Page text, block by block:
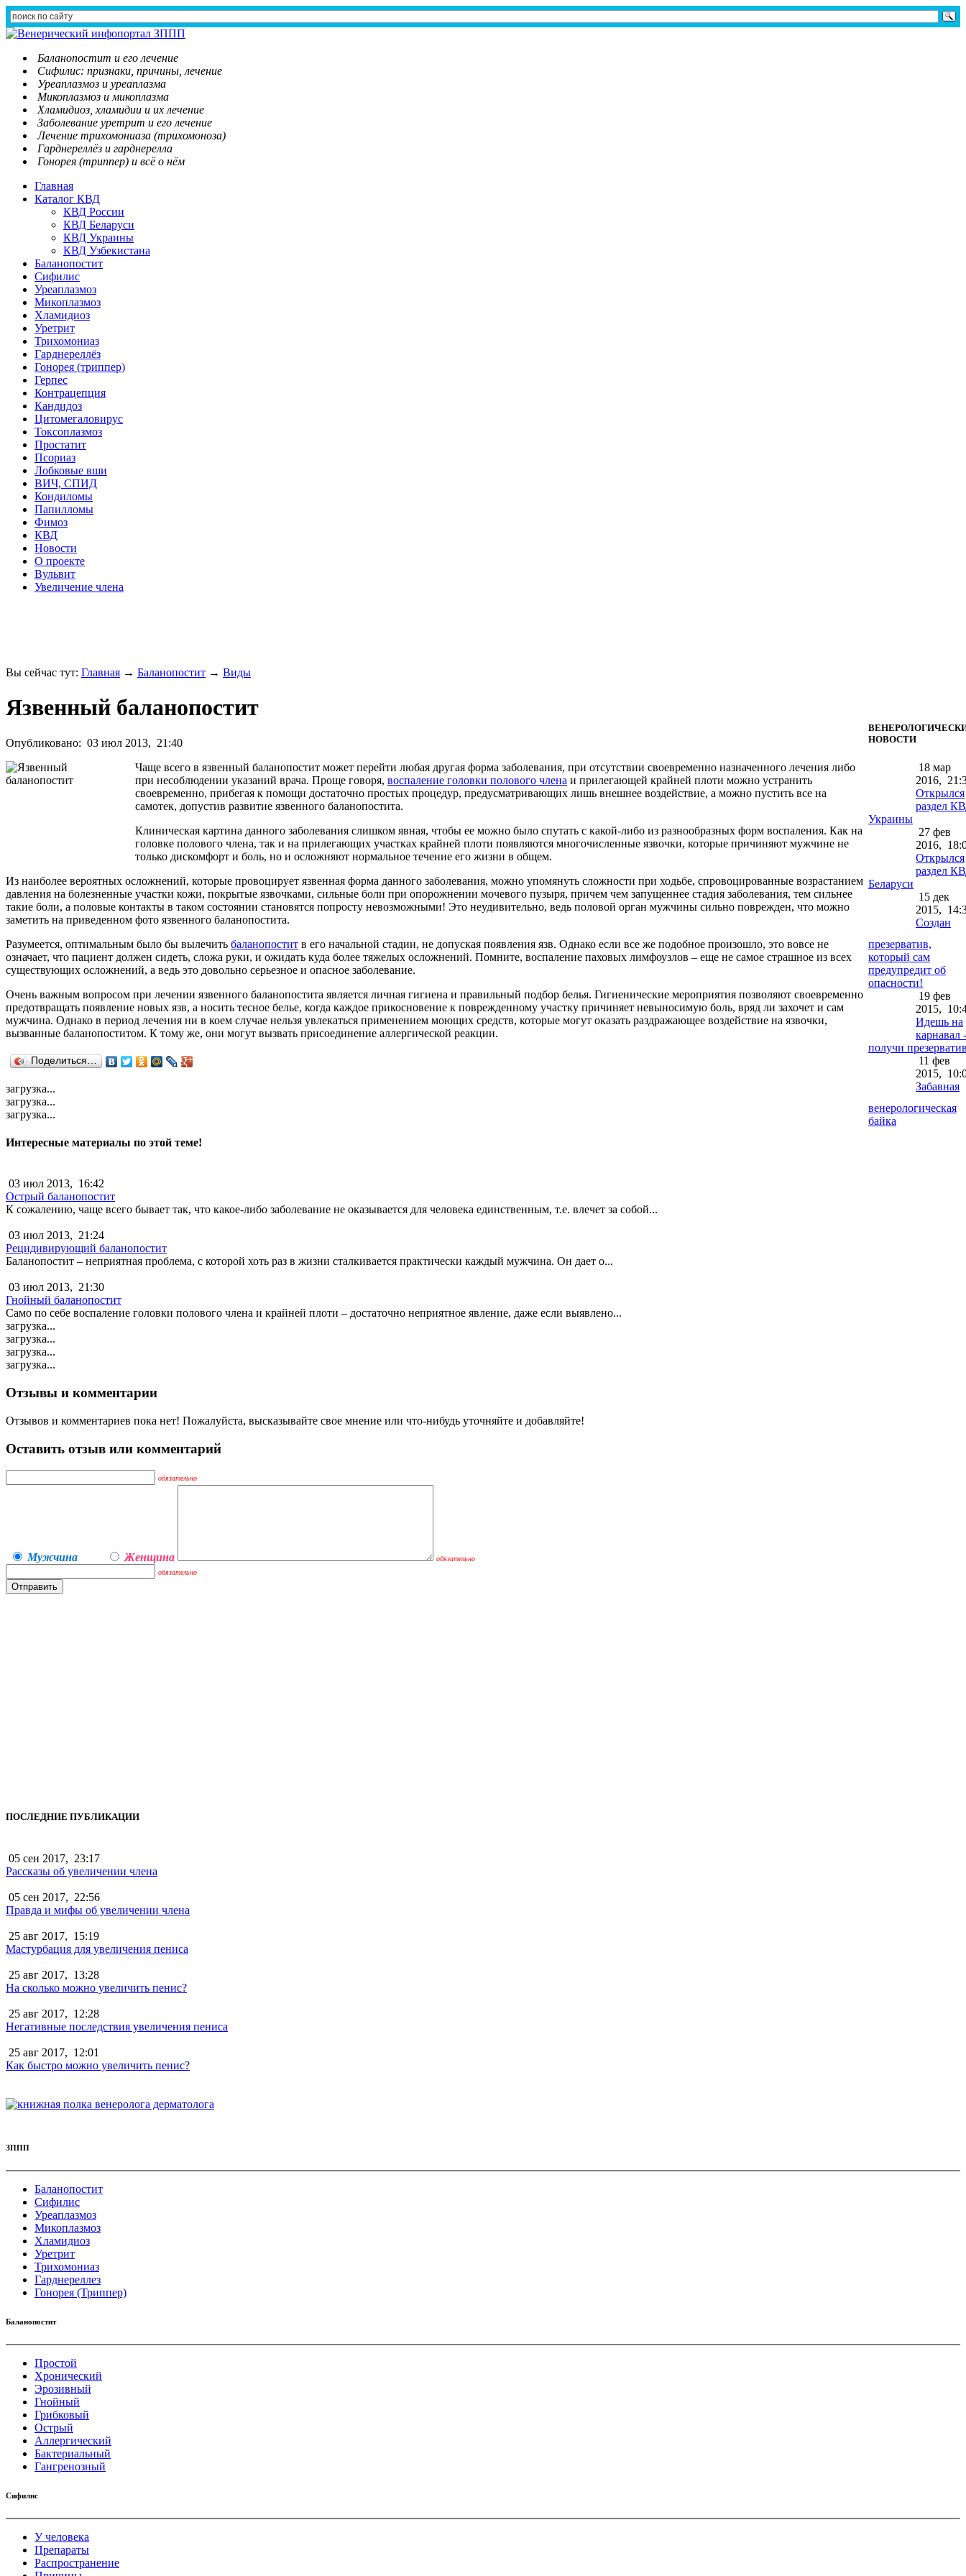
Баланопостит и его лечение
Сифилис: признаки, причины, лечение
Уреаплазмоз и уреаплазма
Микоплазмоз и микоплазма
Хламидиоз, хламидии и их лечение
Заболевание уретрит и его лечение
Лечение трихомониаза (трихомоноза)
Гарднереллёз и гарднерелла
Гонорея (триппер) и всё о нём
Главная
Каталог КВД
КВД России
КВД Беларуси
КВД Украины
КВД Узбекистана
Баланопостит
Сифилис
Уреаплазмоз
Микоплазмоз
Хламидиоз
Уретрит
Трихомониаз
Гарднереллёз
Гонорея (триппер)
Герпес
Контрацепция
Кандидоз
Цитомегаловирус
Токсоплазмоз
Простатит
Псориаз
Лобковые вши
ВИЧ, СПИД
Кондиломы
Папилломы
Фимоз
КВД
Новости
О проекте
Вульвит
Увеличение члена
Вы сейчас тут: Главная → Баланопостит → Виды
Язвенный баланопостит
Опубликовано: 03 июл 2013, 21:40
Чаще всего в язвенный баланопостит может перейти любая другая форма заболевания, при отсутствии своевременно назначенного лечения либо
при несоблюдении указаний врача. Проще говоря, воспаление головки полового члена и прилегающей крайней плоти можно устранить
своевременно, прибегая к помощи достаточно простых процедур, предусматривающих лишь внешнее воздействие, а можно пустить все на
самотек, допустив развитие язвенного баланопостита.
Клиническая картина данного заболевания слишком явная, чтобы ее можно было спутать с какой-либо из разнообразных форм воспаления. Как на
головке полового члена, так и на прилегающих участках крайней плоти появляются многочисленные язвочки, которые причиняют мужчине не
только дискомфорт и боль, но и осложняют нормальное течение его жизни в общем.
Из наиболее вероятных осложнений, которые провоцирует язвенная форма данного заболевания, можно упомянуть сложности при ходьбе, спровоцированные возрастанием
давления на болезненные участки кожи, покрытые язвочками, сильные боли при опорожнении мочевого пузыря, причем чем запущеннее стадия заболевания, тем сильнее
такие боли, а половые контакты в таком состоянии становятся попросту невозможными! Это неудивительно, ведь половой орган мужчины сильно поврежден, что можно
заметить на приведенном фото язвенного баланопостита.
Разумеется, оптимальным было бы вылечить баланопостит в его начальной стадии, не допуская появления язв. Однако если все же подобное произошло, это вовсе не
означает, что пациент должен сидеть, сложа руки, и ожидать куда более тяжелых осложнений. Помните, воспаление паховых лимфоузлов – еще не самое страшное из всех
существующих осложнений, а ведь это довольно серьезное и опасное заболевание.
Очень важным вопросом при лечении язвенного баланопостита является личная гигиена и правильный подбор белья. Гигиенические мероприятия позволяют своевременно
предотвращать появление новых язв, а носить тесное белье, когда каждое прикосновение к поврежденному участку причиняет невыносимую боль, вряд ли захочет и сам
мужчина. Однако в период лечения ни в коем случае нельзя увлекаться применением моющих средств, которые могут оказать раздражающее воздействие на язвочки,
вызванные баланопоститом. К тому же, они могут вызвать присоединение аллергической реакции.
Поделиться…
загрузка...
загрузка...
загрузка...
Интересные материалы по этой теме!
03 июл 2013, 16:42
Острый баланопостит
К сожалению, чаще всего бывает так, что какое-либо заболевание не оказывается для человека единственным, т.е. влечет за собой...
03 июл 2013, 21:24
Рецидивирующий баланопостит
Баланопостит – неприятная проблема, с которой хоть раз в жизни сталкивается практически каждый мужчина. Он дает о...
03 июл 2013, 21:30
Гнойный баланопостит
Само по себе воспаление головки полового члена и крайней плоти – достаточно неприятное явление, даже если выявлено...
загрузка...
загрузка...
загрузка...
загрузка...
Отзывы и комментарии
Отзывов и комментариев пока нет! Пожалуйста, высказывайте свое мнение или что-нибудь уточняйте и добавляйте!
Оставить отзыв или комментарий
обязательно
Мужчина Женщина
обязательно
обязательно
ПОСЛЕДНИЕ ПУБЛИКАЦИИ
05 сен 2017, 23:17
Рассказы об увеличении члена
05 сен 2017, 22:56
Правда и мифы об увеличении члена
25 авг 2017, 15:19
Мастурбация для увеличения пениса
25 авг 2017, 13:28
На сколько можно увеличить пенис?
25 авг 2017, 12:28
Негативные последствия увеличения пениса
25 авг 2017, 12:01
Как быстро можно увеличить пенис?
НОВОСТИ
18 мар
2016,
Открылся
раздел
Украины
27 фев
2016,
Открылся
раздел
Беларуси
15 дек
2015,
Создан
презерватив,
который сам
предупредит об
опасности!
19 фев
2015,
Идешь на
карнавал -
получи
11 фев
2015,
Забавная
венерологическая
байка
ЗППП
Баланопостит
Сифилис
Уреаплазмоз
Микоплазмоз
Хламидиоз
Уретрит
Трихомониаз
Гарднереллез
Гонорея (Триппер)
Баланопостит
Простой
Хронический
Эрозивный
Гнойный
Грибковый
Острый
Аллергический
Бактериальный
Гангренозный
Сифилис
У человека
Препараты
Распространение